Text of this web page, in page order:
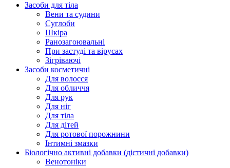
Засоби для тіла
Вени та судини
Суглоби
Шкіра
Ранозагоювальні
При застуді та вірусах
Зігріваючі
Засоби косметичні
Для волосся
Для обличчя
Для рук
Для ніг
Для тіла
Для дітей
Для ротової порожнини
Інтимні змазки
Біологічно активні добавки (дієтичні добавки)
Венотоніки